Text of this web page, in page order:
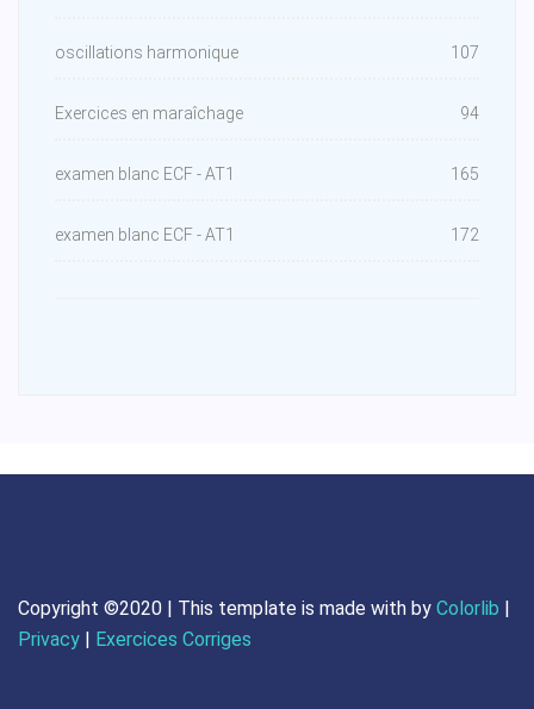
oscillations harmonique 107
Exercices en maraîchage 94
examen blanc ECF - AT1 165
examen blanc ECF - AT1 172
Copyright ©2020 | This template is made with by Colorlib |
Privacy | Exercices Corriges